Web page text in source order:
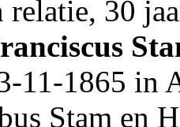
relatie, 30
11-1865 in
Stam en